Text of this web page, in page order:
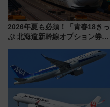
2026年夏も必須！「青春18きっ
ぷ 北海道新幹線オプション券」